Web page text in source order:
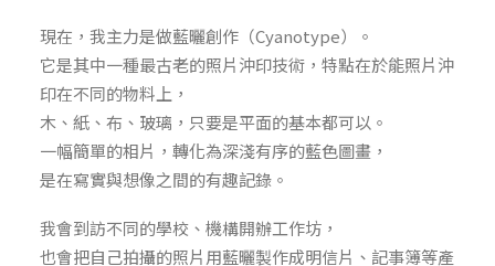
現在，我主力是做藍曬創作（Cyanotype）。
它是其中一種最古老的照片沖印技術，特點在於能照片沖
印在不同的物料上，
木、紙、布、玻璃，只要是平面的基本都可以。
一幅簡單的相片，轉化為深淺有序的藍色圖畫，
是在寫實與想像之間的有趣記錄。
我會到訪不同的學校、機構開辦工作坊，
也會把自己拍攝的照片用藍曬製作成明信片、記事簿等產